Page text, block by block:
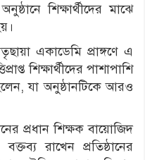
শিক্ষার্থীদের মাঝে
একাডেমি প্রাঙ্গণে এ
শিক্ষার্থীদের পাশাপাশি
যা অনুষ্ঠানটিকে আরও
প্রধান শিক্ষক বায়োজিদ
রাখেন প্রতিষ্ঠানের